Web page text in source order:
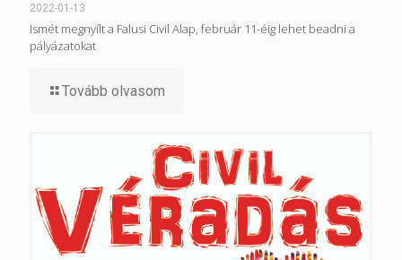
2022-01-13
Ismét megnyílt a Falusi Civil Alap, február 11-éig lehet beadni a
pályázatokat
Tovább olvasom